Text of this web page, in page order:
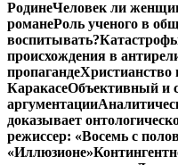
РодинеЧеловек ли
романеРоль ученого в
воспитывать?
происхождения в
пропагандеХристианство
КаракасеОбъективный и
аргументации
доказывает
режиссер: «Восемь с
«Иллюзионе»